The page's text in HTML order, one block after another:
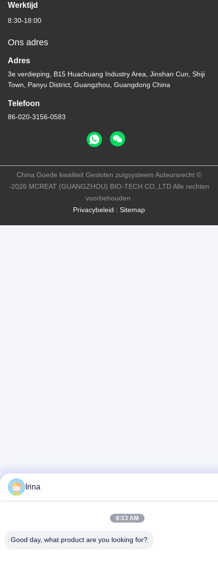
Werktijd
8:30-18:00
Ons adres
Adres
3e verdieping, B15 Huachuang Industry Area, Jinshan Cun, Shiji
Town, Panyu District, Guangzhou, Guangdong China
Telefoon
86-020-3156-0583
Privacybeleid | Sitemap
China Goede kwaliteit Gesloten zuigsysteem Auteursrecht ©
-2026 MCREAT (GUANGZHOU) BIO-TECH CO.,LTD Alle rechten
voorbehouden.
Irina
8:13 AM
Good day, what product are you looking for?